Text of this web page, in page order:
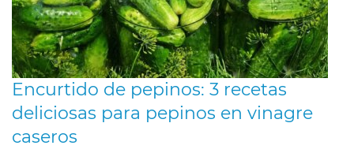
Encurtido de pepinos: 3 recetas
deliciosas para pepinos en vinagre
caseros